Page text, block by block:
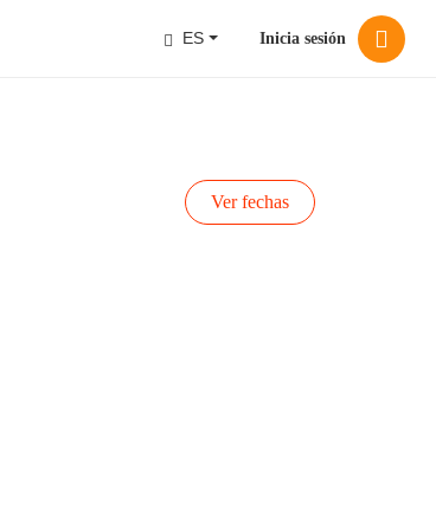
ES Inicia sesión
Ver fechas